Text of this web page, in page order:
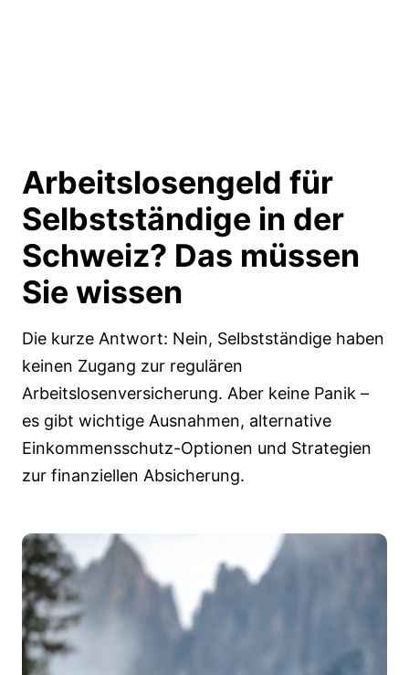
Arbeitslosengeld für
Selbstständige in der
Schweiz? Das müssen
Sie wissen
Die kurze Antwort: Nein, Selbstständige haben
keinen Zugang zur regulären
Arbeitslosenversicherung. Aber keine Panik –
es gibt wichtige Ausnahmen, alternative
Einkommensschutz-Optionen und Strategien
zur finanziellen Absicherung.